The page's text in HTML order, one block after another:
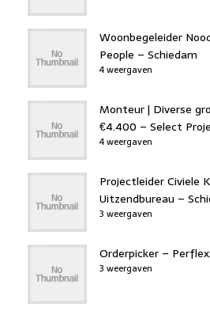
Woonbegeleider
People – Schiedam
4 weergaven
Monteur | Diverse
€4.400 – Select
4 weergaven
Projectleider Civiele
Uitzendbureau –
3 weergaven
Orderpicker –
3 weergaven